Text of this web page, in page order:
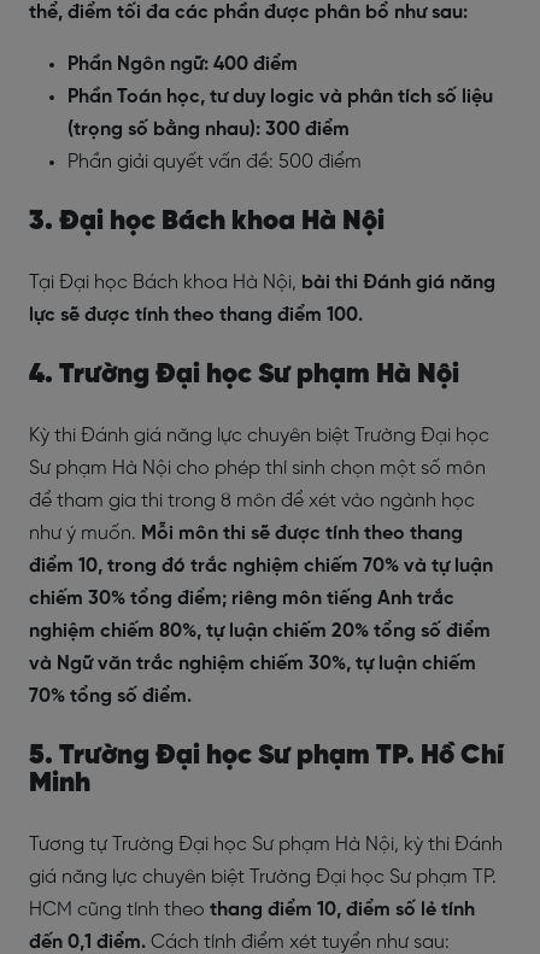
thể, điểm tối đa các phần được phân bổ như sau:
Phần Ngôn ngữ: 400 điểm
Phần Toán học, tư duy logic và phân tích số liệu
(trọng số bằng nhau): 300 điểm
Phần giải quyết vấn đề: 500 điểm
3. Đại học Bách khoa Hà Nội
Tại Đại học Bách khoa Hà Nội, bài thi Đánh giá năng
lực sẽ được tính theo thang điểm 100.
4. Trường Đại học Sư phạm Hà Nội
Kỳ thi Đánh giá năng lực chuyên biệt Trường Đại học
Sư phạm Hà Nội cho phép thí sinh chọn một số môn
để tham gia thi trong 8 môn để xét vào ngành học
như ý muốn. Mỗi môn thi sẽ được tính theo thang
điểm 10, trong đó trắc nghiệm chiếm 70% và tự luận
chiếm 30% tổng điểm; riêng môn tiếng Anh trắc
nghiệm chiếm 80%, tự luận chiếm 20% tổng số điểm
và Ngữ văn trắc nghiệm chiếm 30%, tự luận chiếm
70% tổng số điểm.
5. Trường Đại học Sư phạm TP. Hồ Chí
Minh
Tương tự Trường Đại học Sư phạm Hà Nội, kỳ thi Đánh
giá năng lực chuyên biệt Trường Đại học Sư phạm TP.
HCM cũng tính theo thang điểm 10, điểm số lẻ tính
đến 0,1 điểm. Cách tính điểm xét tuyển như sau: